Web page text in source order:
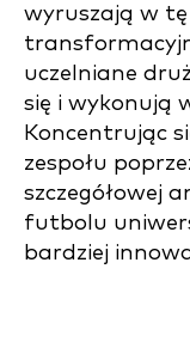
wyruszają w
uczelniane
się i wykonują
Koncentrując
zespołu
szczegółowej
futbolu
bardziej